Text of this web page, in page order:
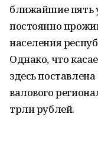
ближайшие пять
постоянно
населения
Однако, что
здесь
валового
трлн рублей.